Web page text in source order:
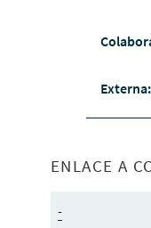
Externa:
ENLACE A
-